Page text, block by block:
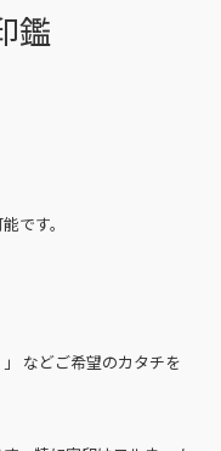
鑑
です。
などご希望のカタチを